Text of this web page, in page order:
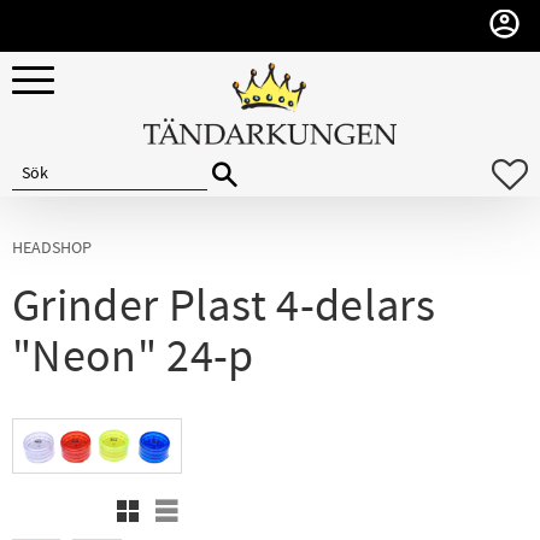
Meny
HEADSHOP
Grinder Plast 4-delars
"Neon" 24-p
Rutnätsvy
Listvy